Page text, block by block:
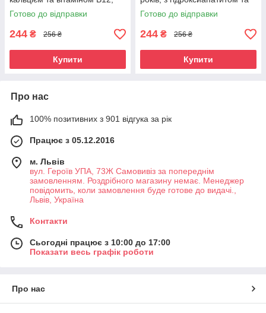
без фтору, цитрусовий смак,
від 0 до 4+ років
Готово до відправки
244 ₴ 256 ₴
Купити
кальцієм, без фтору, зі
смаком жувальної гумки
Готово до відправки
244 ₴ 256 ₴
Купити
Про нас
100% позитивних з 901 відгука за рік
Працює з 05.12.2016
м. Львів
вул. Героїв УПА, 73Ж Самовивіз за попереднім
замовленням. Роздрібного магазину немає. Менеджер
повідомить, коли замовлення буде готове до видачі.,
Львів, Україна
Контакти
Сьогодні працює з 10:00 до 17:00
Показати весь графік роботи
Про нас